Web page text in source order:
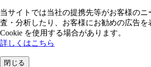
当サイトでは当社の提携先等がお客様のニ
査・分析したり、お客様にお勧めの広告を
Cookie を使⽤する場合があります。
詳しくはこちら
閉じる